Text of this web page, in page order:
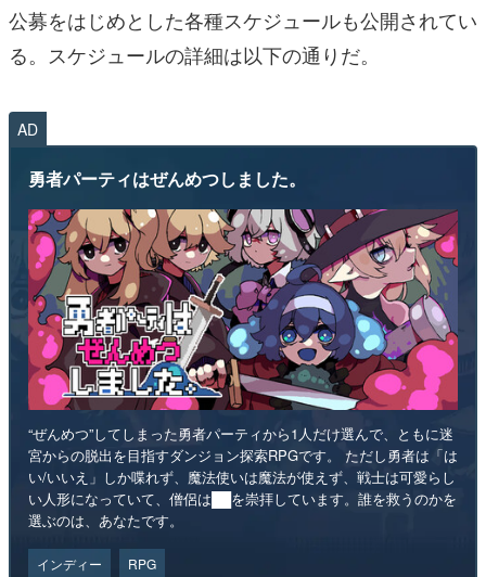
公募をはじめとした各種スケジュールも公開されてい
る。スケジュールの詳細は以下の通りだ。
AD
勇者パーティはぜんめつしました。
“ぜんめつ”してしまった勇者パーティから1人だけ選んで、ともに迷
宮からの脱出を目指すダンジョン探索RPGです。 ただし勇者は「は
い/いいえ」しか喋れず、魔法使いは魔法が使えず、戦士は可愛らし
い人形になっていて、僧侶は██を崇拝しています。誰を救うのかを
選ぶのは、あなたです。
インディー RPG